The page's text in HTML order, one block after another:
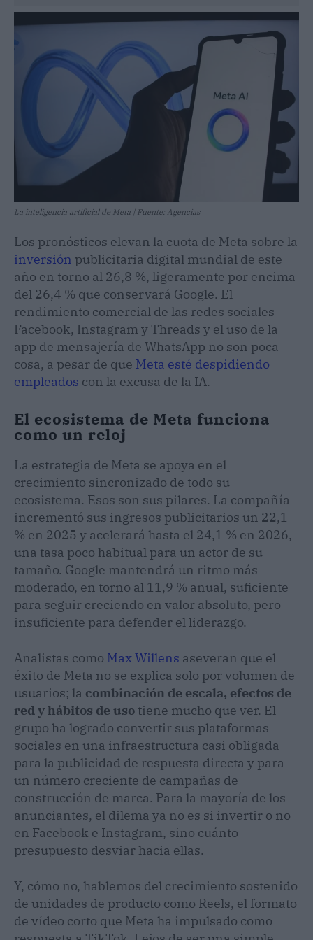
La inteligencia artificial de Meta | Fuente: Agencias
Los pronósticos elevan la cuota de Meta sobre la
inversión publicitaria digital mundial de este
año en torno al 26,8 %, ligeramente por encima
del 26,4 % que conservará Google. El
rendimiento comercial de las redes sociales
Facebook, Instagram y Threads y el uso de la
app de mensajería de WhatsApp no son poca
cosa, a pesar de que Meta esté despidiendo
empleados con la excusa de la IA.
El ecosistema de Meta funciona
como un reloj
La estrategia de Meta se apoya en el
crecimiento sincronizado de todo su
ecosistema. Esos son sus pilares. La compañía
incrementó sus ingresos publicitarios un 22,1
% en 2025 y acelerará hasta el 24,1 % en 2026,
una tasa poco habitual para un actor de su
tamaño. Google mantendrá un ritmo más
moderado, en torno al 11,9 % anual, suficiente
para seguir creciendo en valor absoluto, pero
insuficiente para defender el liderazgo.
Analistas como Max Willens aseveran que el
éxito de Meta no se explica solo por volumen de
usuarios; la combinación de escala, efectos de
red y hábitos de uso tiene mucho que ver. El
grupo ha logrado convertir sus plataformas
sociales en una infraestructura casi obligada
para la publicidad de respuesta directa y para
un número creciente de campañas de
construcción de marca. Para la mayoría de los
anunciantes, el dilema ya no es si invertir o no
en Facebook e Instagram, sino cuánto
presupuesto desviar hacia ellas.
Y, cómo no, hablemos del crecimiento sostenido
de unidades de producto como Reels, el formato
de vídeo corto que Meta ha impulsado como